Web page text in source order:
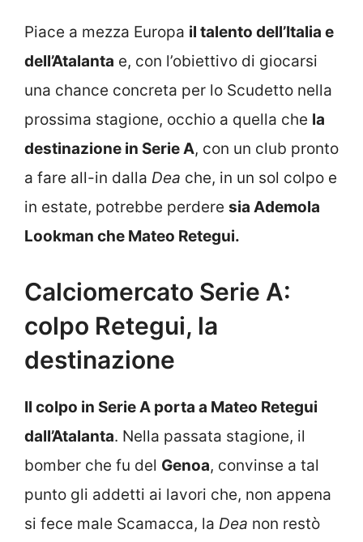
Piace a mezza Europa il talento dell’Italia e
dell’Atalanta e, con l’obiettivo di giocarsi
una chance concreta per lo Scudetto nella
prossima stagione, occhio a quella che la
destinazione in Serie A, con un club pronto
a fare all-in dalla Dea che, in un sol colpo e
in estate, potrebbe perdere sia Ademola
Lookman che Mateo Retegui.
Calciomercato Serie A:
colpo Retegui, la
destinazione
Il colpo in Serie A porta a Mateo Retegui
dall’Atalanta. Nella passata stagione, il
bomber che fu del Genoa, convinse a tal
punto gli addetti ai lavori che, non appena
si fece male Scamacca, la Dea non restò